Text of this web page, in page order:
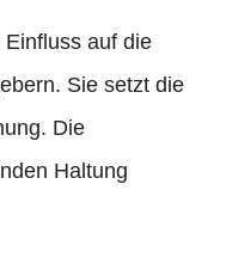
auf die
Sie setzt die
Die
Haltung